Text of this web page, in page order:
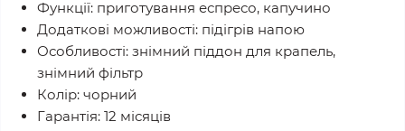
Функції: приготування еспресо, капучино
Додаткові можливості: підігрів напою
Особливості: знімний піддон для крапель,
знімний фільтр
Колір: чорний
Гарантія: 12 місяців